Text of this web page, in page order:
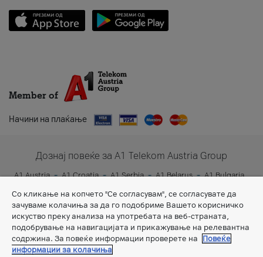
Member of
Начини на плаќање
Дознај повеќе за A1 Telekom Austria Group
A1 Austria A1 Croatia A1 Serbia A1 Belarus
A1 Bulgaria
A1 Slovenia
A1 Digital
Со кликање на копчето "Се согласувам", се согласувате да
зачуваме колачиња за да го подобриме Вашето корисничко
искуство преку анализа на употребата на веб-страната,
подобрување на навигацијата и прикажување на релевантна
содржина. За повеќе информации проверете на
Повеќе
информации за колачиња